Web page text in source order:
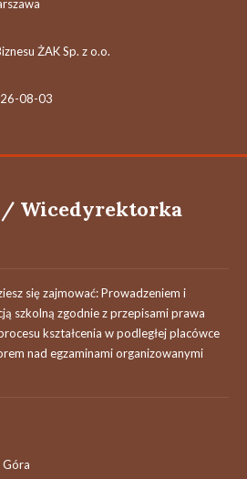
ŻAK Sp. z o.o.
08-03
Wicedyrektorka
się zajmować: Prowadzeniem i
szkolną zgodnie z przepisami prawa
kształcenia w podległej placówce
nad egzaminami organizowanymi
Góra